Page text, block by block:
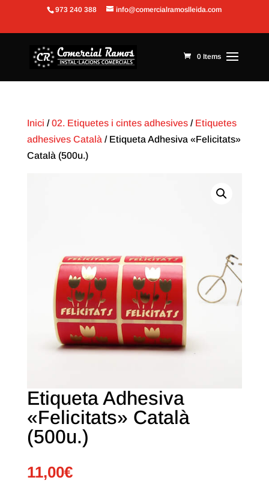
Obre la barra d'eines
973 240 388 info@comercialramoslleida.com
0 Items
Inici /02. Etiquetes i cintes adhesives/ Etiquetes
adhesives Català / Etiqueta Adhesiva «Felicitats»
Català (500u.)
Etiqueta Adhesiva
«Felicitats» Català
(500u.)
11,00€